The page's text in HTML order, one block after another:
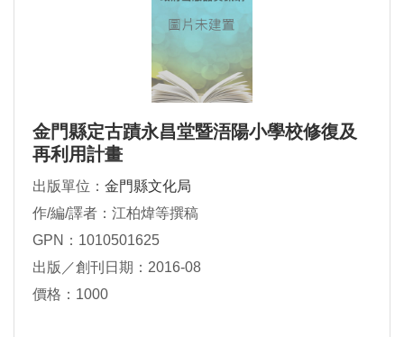
金門縣定古蹟永昌堂暨浯陽小學校修復及
再利用計畫
出版單位： 金門縣文化局
作/編/譯者：江柏煒等撰稿
GPN：1010501625
出版／創刊日期：2016-08
價格：1000